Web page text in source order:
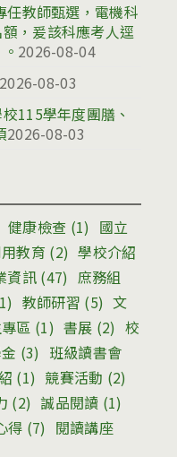
任教師甄選，電機科
，爰該科應考人逕
2026-08-04
08-03
115學年度團膳、
2026-08-03
健康檢查 (1) 國立
教育 (2) 學校介紹
資訊 (47) 庶務組
教師研習 (5) 文
區 (1) 書展 (2) 校
(3) 班級讀書會
(1) 競賽活動 (2)
(2) 誠品閱讀 (1)
得 (7) 閱讀講座